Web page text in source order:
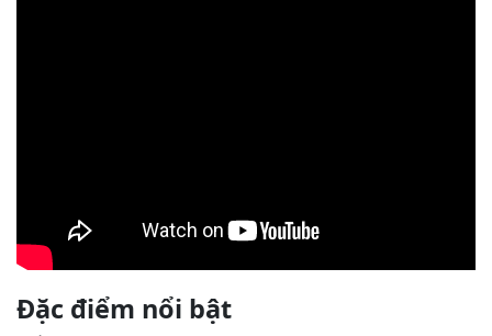
Đặc điểm nổi bật